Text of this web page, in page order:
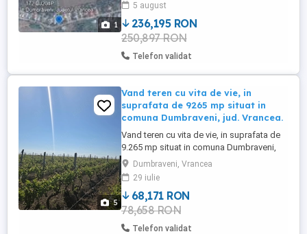
1
5 august
236,195 RON
250,897 RON
Telefon validat
5
Vand teren cu vita de vie, in
suprafata de 9265 mp situat in
comuna Dumbraveni, jud. Vrancea.
Vand teren cu vita de vie, in suprafata de
9.265 mp situat in comuna Dumbraveni,
jud. Vrancea. Terenul este incadrat la
extravilan si are 18 randuri de vita de vie
bine ingrijite, ideal pentru investitie si
activitati agricole. Accesul facil se face pe
alei asfaltate de la E85 (300 m) si
Autrostrada ...
Dumbraveni, Vrancea
29 iulie
68,171 RON
78,658 RON
Telefon validat